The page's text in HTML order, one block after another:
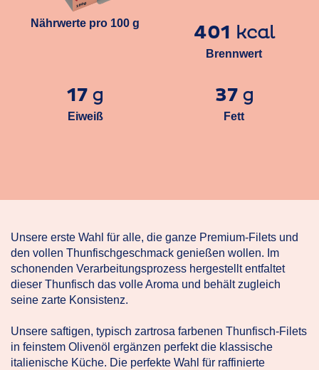
Nährwerte pro 100 g 401 kcal
Brennwert
17 g
Eiweiß
37g
Fett
Unsere erste Wahl für alle, die ganze Premium-Filets und
den vollen Thunfischgeschmack genießen wollen. Im
schonenden Verarbeitungsprozess hergestellt entfaltet
dieser Thunfisch das volle Aroma und behält zugleich
seine zarte Konsistenz.
Unsere saftigen, typisch zartrosa farbenen Thunfisch-Filets
in feinstem Olivenöl ergänzen perfekt die klassische
italienische Küche. Die perfekte Wahl für raffinierte